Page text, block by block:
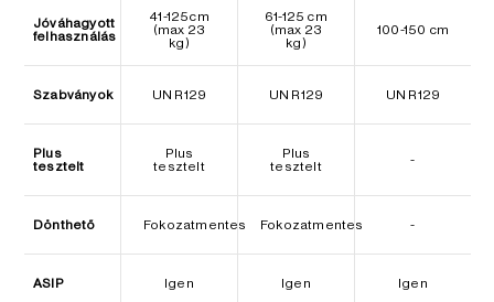
Jóváhagyott
felhasználás
41-125cm
(max 23
kg)
61-125 cm
(max 23
kg)
100-150 cm
Szabványok UN R129 UN R129 UN R129
Plus
tesztelt
Plus
tesztelt
Plus
tesztelt
-
Dönthető Fokozatmentes Fokozatmentes -
ASIP Igen Igen Igen